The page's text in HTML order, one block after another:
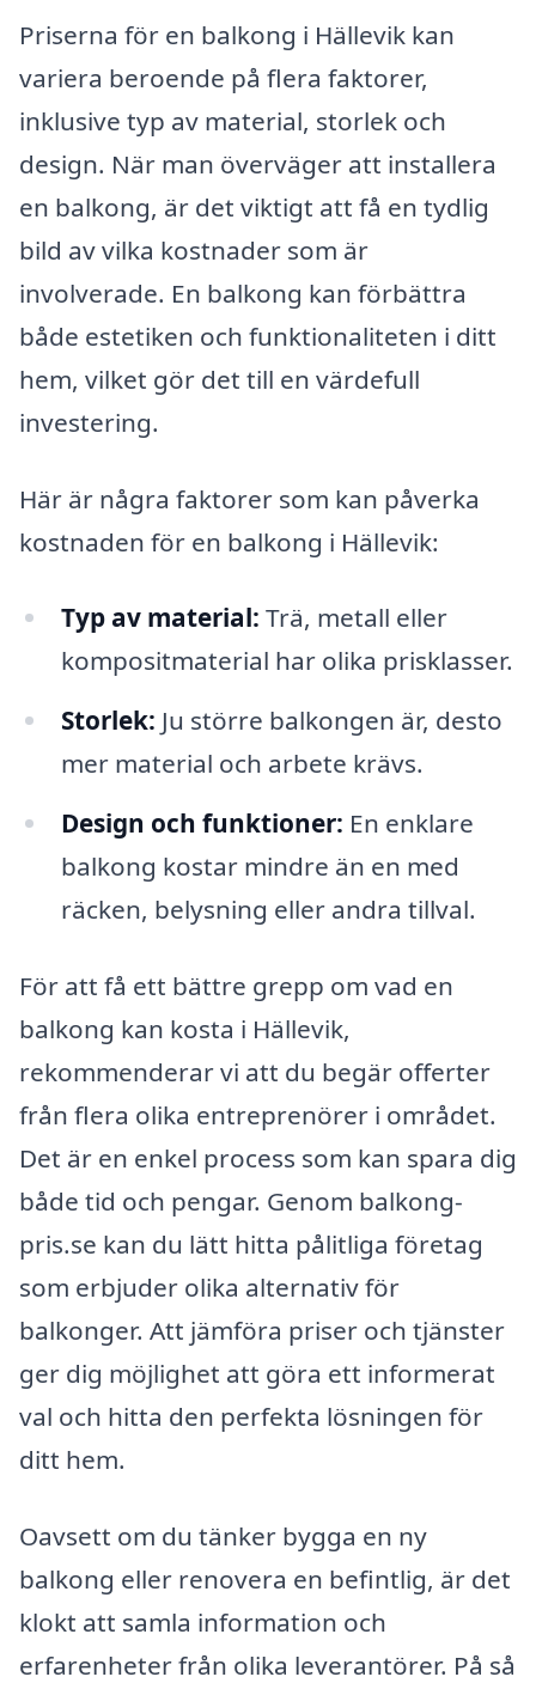
Priserna för en balkong i Hällevik kan
variera beroende på flera faktorer,
inklusive typ av material, storlek och
design. När man överväger att installera
en balkong, är det viktigt att få en tydlig
bild av vilka kostnader som är
involverade. En balkong kan förbättra
både estetiken och funktionaliteten i ditt
hem, vilket gör det till en värdefull
investering.
Här är några faktorer som kan påverka
kostnaden för en balkong i Hällevik:
Typ av material: Trä, metall eller
kompositmaterial har olika prisklasser.
Storlek: Ju större balkongen är, desto
mer material och arbete krävs.
Design och funktioner: En enklare
balkong kostar mindre än en med
räcken, belysning eller andra tillval.
För att få ett bättre grepp om vad en
balkong kan kosta i Hällevik,
rekommenderar vi att du begär offerter
från flera olika entreprenörer i området.
Det är en enkel process som kan spara dig
både tid och pengar. Genom balkong-
pris.se kan du lätt hitta pålitliga företag
som erbjuder olika alternativ för
balkonger. Att jämföra priser och tjänster
ger dig möjlighet att göra ett informerat
val och hitta den perfekta lösningen för
ditt hem.
Oavsett om du tänker bygga en ny
balkong eller renovera en befintlig, är det
klokt att samla information och
erfarenheter från olika leverantörer. På så